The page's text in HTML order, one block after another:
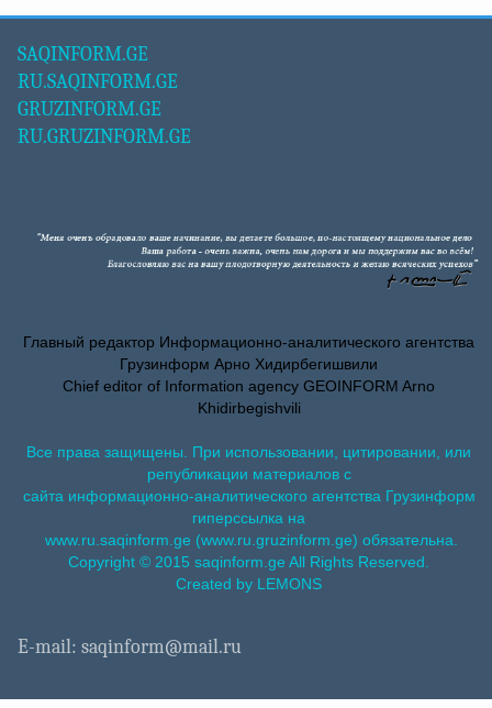
SAQINFORM.GE
RU.SAQINFORM.GE
GRUZINFORM.GE
RU.GRUZINFORM.GE
Главный редактор Информационно-аналитического агентства
Грузинформ Арно Хидирбегишвили
Chief editor of Information agency GEOINFORM Arno
Khidirbegishvili
Все права защищены. При использовании, цитировании, или
републикации материалов с
сайта информационно-аналитического агентства Грузинформ
гиперссылка на
www.ru.saqinform.ge (www.ru.gruzinform.ge) обязательна.
Copyright © 2015 saqinform.ge All Rights Reserved.
Created by LEMONS
E-mail: saqinform@mail.ru